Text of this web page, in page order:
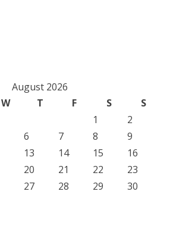
August 2026
W T F S
S
1
2
6 7 8
9
13 14 15
16
20 21 22
23
27 28 29
30